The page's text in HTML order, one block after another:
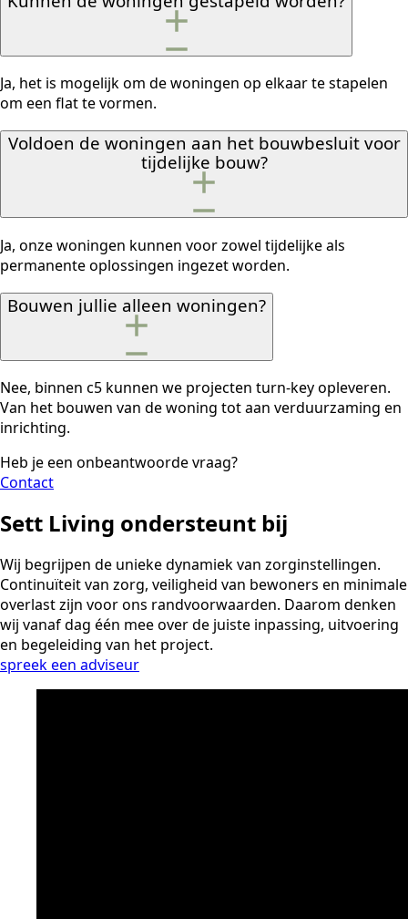
Ja, het is mogelijk om de woningen op elkaar te stapelen
om een flat te vormen.
Voldoen de woningen aan het bouwbesluit voor
tijdelijke bouw?
Ja, onze woningen kunnen voor zowel tijdelijke als
permanente oplossingen ingezet worden.
Bouwen jullie alleen woningen?
Nee, binnen c5 kunnen we projecten turn-key opleveren.
Van het bouwen van de woning tot aan verduurzaming en
inrichting.
Heb je een onbeantwoorde vraag?
Contact
Sett Living ondersteunt bij
Wij begrijpen de unieke dynamiek van zorginstellingen.
Continuïteit van zorg, veiligheid van bewoners en minimale
overlast zijn voor ons randvoorwaarden. Daarom denken
wij vanaf dag één mee over de juiste inpassing, uitvoering
en begeleiding van het project.
spreek een adviseur